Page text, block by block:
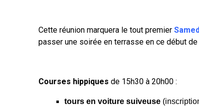
Cette réunion marquera le tout premier
passer une soirée en terrasse en ce début
Courses hippiques de 15h30 à 20h00 :
tours en voiture suiveuse